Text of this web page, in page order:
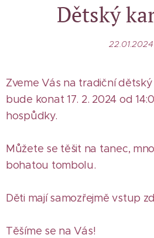
Dětský
22.01.2024
Zveme Vás na tradiční
bude konat 17. 2. 2024 od
hospůdky.
Můžete se těšit na tanec,
bohatou tombolu.
Děti mají samozřejmě vstup
Těšíme se na Vás!